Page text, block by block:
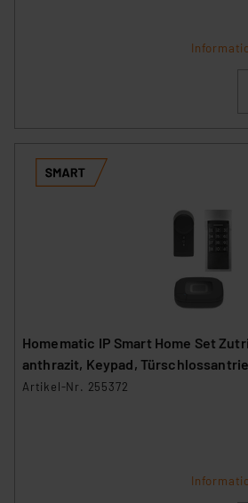
Homematic IP Smart Home Set
anthrazit, Keypad,
Artikel-Nr. 255372